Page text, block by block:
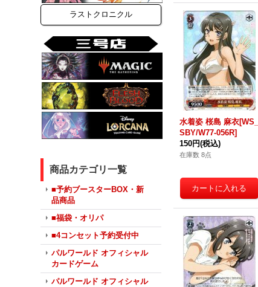
ラストクロニクル
商品カテゴリ一覧
■予約ブースターBOX・新
品商品
■福袋・オリパ
■4コンセット予約受付中
パルワールド オフィシャル
カードゲーム
パルワールド オフィシャル
水着姿 桜島 麻衣[WS_
SBY/W77-056R]
150円(税込)
在庫数 8点